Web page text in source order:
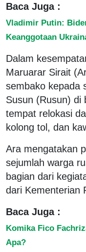
Baca Juga :
Vladimir Putin:
Keanggotaan
Dalam
Maruarar Sirait
sembako kepada
Susun (Rusun) di
tempat relokasi
kolong tol, dan
Ara mengatakan
sejumlah warga
bagian dari
dari Kementerian
Baca Juga :
Komika Fico
Apa?